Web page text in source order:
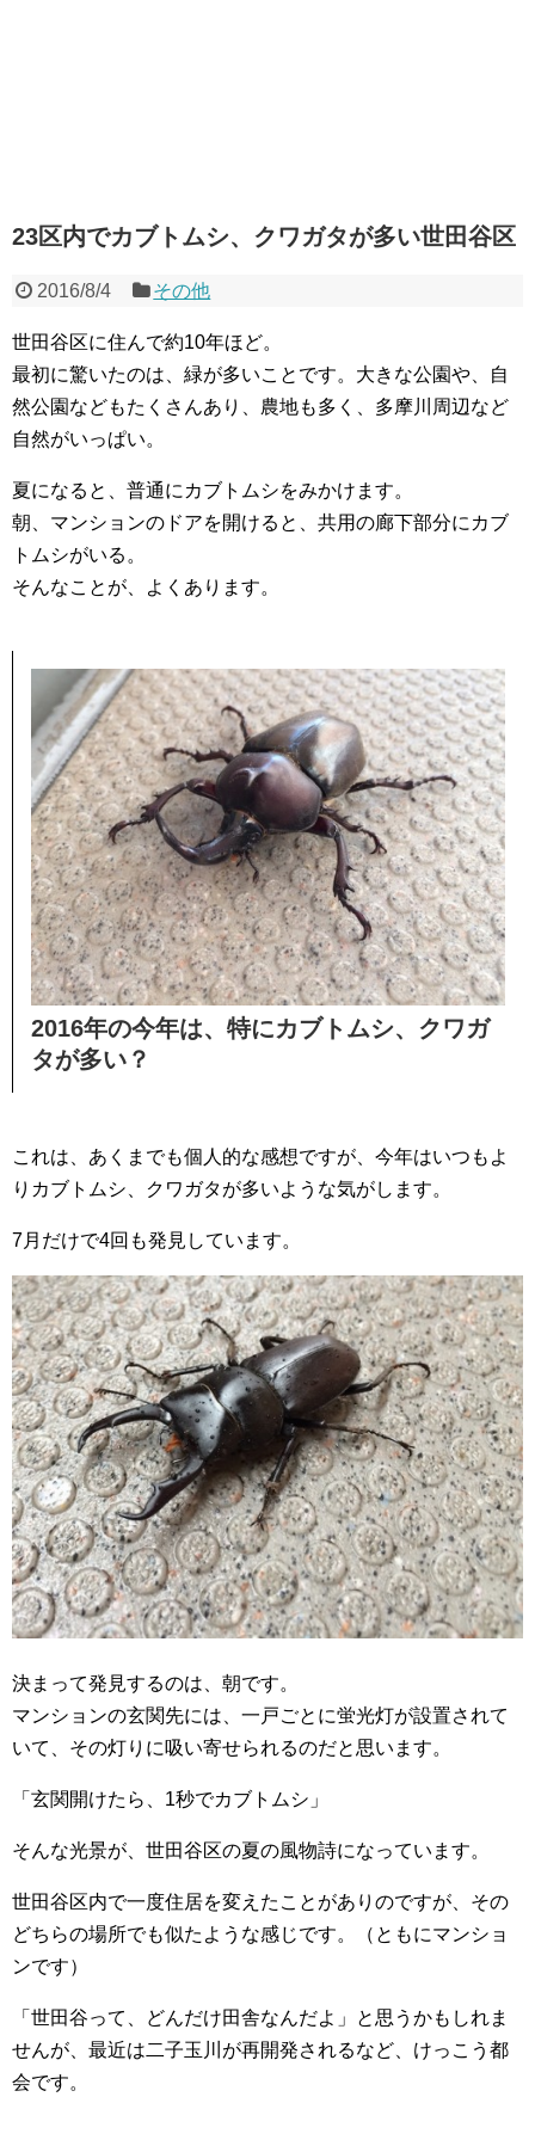
23区内でカブトムシ、クワガタが多い世田谷区
2016/8/4 その他
世田谷区に住んで約10年ほど。
最初に驚いたのは、緑が多いことです。大きな公園や、自
然公園などもたくさんあり、農地も多く、多摩川周辺など
自然がいっぱい。
夏になると、普通にカブトムシをみかけます。
朝、マンションのドアを開けると、共用の廊下部分にカブ
トムシがいる。
そんなことが、よくあります。
2016年の今年は、特にカブトムシ、クワガ
タが多い？
これは、あくまでも個人的な感想ですが、今年はいつもよ
りカブトムシ、クワガタが多いような気がします。
7月だけで4回も発見しています。
決まって発見するのは、朝です。
マンションの玄関先には、一戸ごとに蛍光灯が設置されて
いて、その灯りに吸い寄せられるのだと思います。
「玄関開けたら、1秒でカブトムシ」
そんな光景が、世田谷区の夏の風物詩になっています。
世田谷区内で一度住居を変えたことがありのですが、その
どちらの場所でも似たような感じです。（ともにマンショ
ンです）
「世田谷って、どんだけ田舎なんだよ」と思うかもしれま
せんが、最近は二子玉川が再開発されるなど、けっこう都
会です。